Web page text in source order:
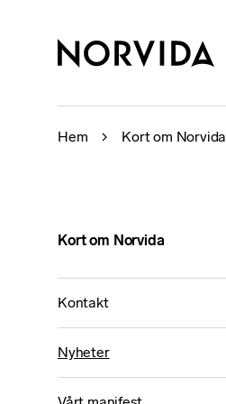
Hem Kort om Norvida
Kort om Norvida
Kontakt
Nyheter